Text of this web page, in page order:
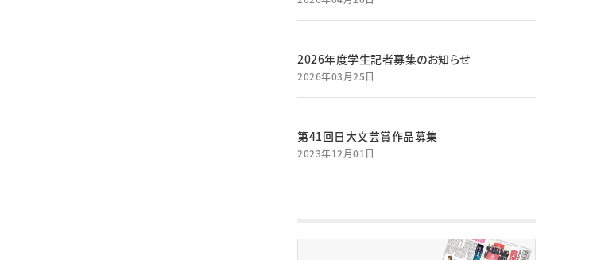
2026年度学生記者募集のお知らせ
2026年03月25日
第41回日大文芸賞作品募集
2023年12月01日